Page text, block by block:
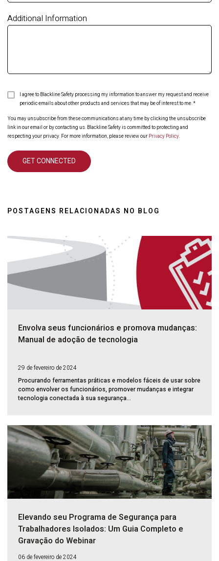
Additional Information
I agree to Blackline Safety processing my information to answer my request and receive
periodic emails about other products and services that may be of interest to me.*
You may unsubscribe from these communications at any time by clicking the unsubscribe
link in our email or by contacting us. Blackline Safety is committed to protecting and
respecting your privacy. For more information, please review our Privacy Policy.
POSTAGENS RELACIONADAS NO BLOG
Envolva seus funcionários e promova mudanças:
Manual de adoção de tecnologia
29 de fevereiro de 2024
Procurando ferramentas práticas e modelos fáceis de usar sobre
como envolver os funcionários, promover mudanças e integrar
tecnologia conectada à sua segurança...
Elevando seu Programa de Segurança para
Trabalhadores Isolados: Um Guia Completo e
Gravação do Webinar
06 de fevereiro de 2024